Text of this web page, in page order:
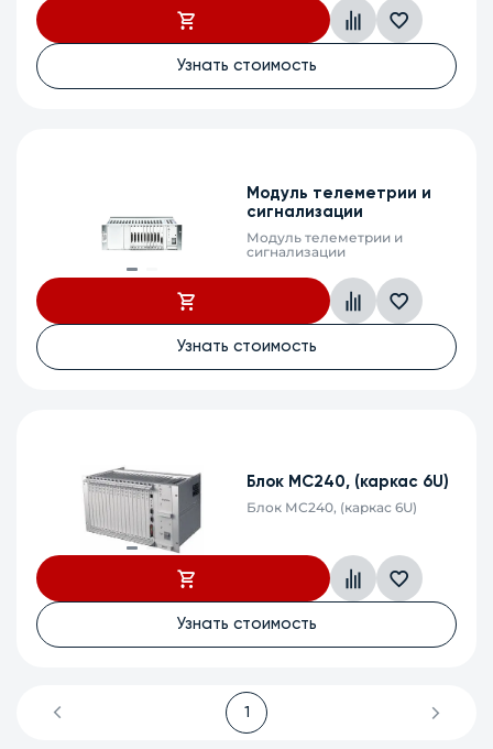
Узнать стоимость
Модуль телеметрии и
сигнализации
Модуль телеметрии и
сигнализации
Узнать стоимость
Блок МС240, (каркас 6U)
Блок МС240, (каркас 6U)
Узнать стоимость
1